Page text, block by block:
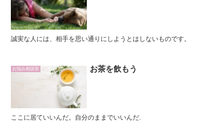
誠実な人には、相手を思い通りにしようとはしないものです。
お悩み相談室 お茶を飲もう
ここに居ていいんだ。自分のままでいいんだ.